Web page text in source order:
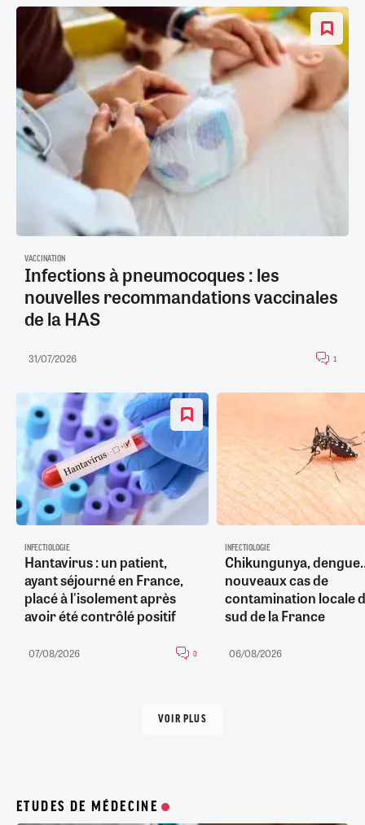
VACCINATION
Infections à pneumocoques : les
nouvelles recommandations vaccinales
de la HAS
31/07/2026 1
INFECTIOLOGIE
Hantavirus : un patient,
ayant séjourné en France,
placé à l'isolement après
avoir été contrôlé positif
07/08/2026 0
INFECTIOLOGIE
Chikungunya,
nouveaux cas de
contamination locale
sud de la France
06/08/2026
VOIR PLUS
ETUDES DE MÉDECINE